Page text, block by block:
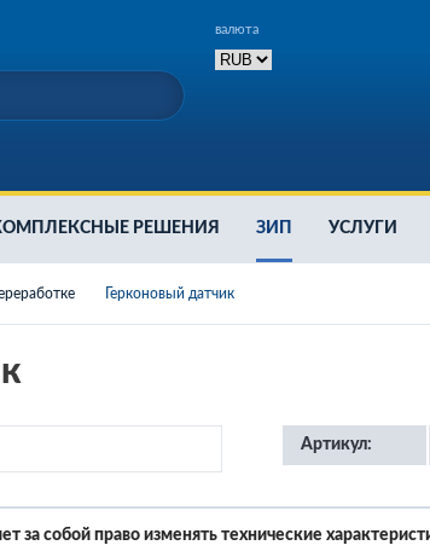
валюта
РЕШЕНИЯ ЗИП УСЛУГИ
Герконовый датчик
Артикул:
за собой право изменять технические